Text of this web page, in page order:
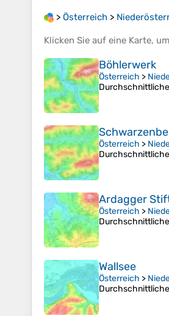
> Österreich >
Klicken Sie auf eine Karte,
Böhlerwerk
Österreich >
Österreich >
Ardagger
Österreich >
Wallsee
Österreich >